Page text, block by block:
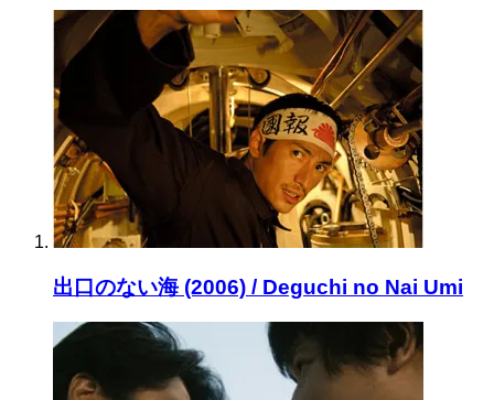
出口のない海 (2006) / Deguchi no Nai Umi